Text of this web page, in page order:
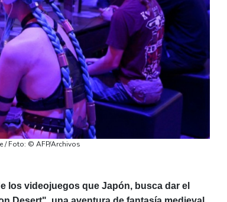
/ Foto: © AFP/Archivos
los videojuegos que Japón, busca dar el